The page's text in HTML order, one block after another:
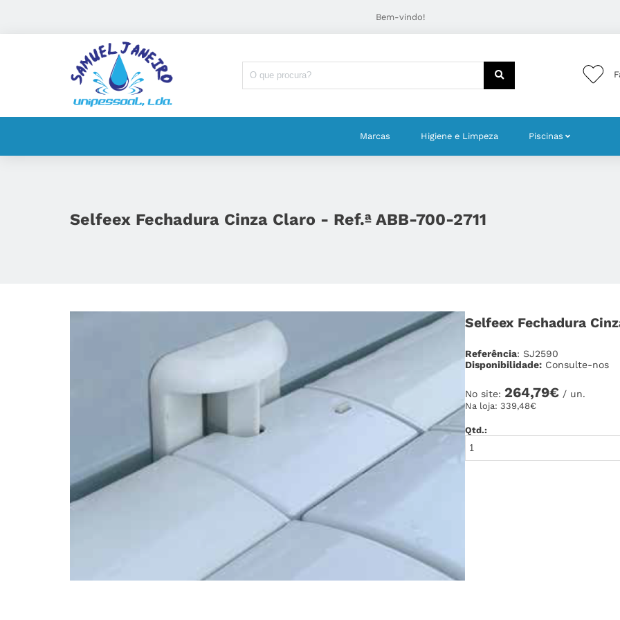
Bem-vindo!
Marcas Higiene e Limpeza Piscinas
Selfeex Fechadura Cinza Claro - Ref.ª ABB-700-2711
Selfeex Fechadura
Referência: SJ2590
Disponibilidade: Consulte-nos
No site: 264,79€/ un.
Na loja: 339,48€
Qtd.: